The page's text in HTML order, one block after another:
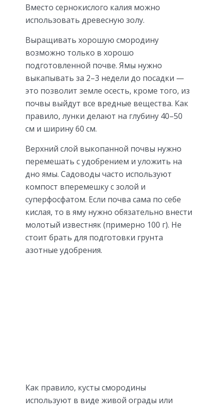
Вместо сернокислого калия можно
использовать древесную золу.
Выращивать хорошую смородину
возможно только в хорошо
подготовленной почве. Ямы нужно
выкапывать за 2–3 недели до посадки —
это позволит земле осесть, кроме того, из
почвы выйдут все вредные вещества. Как
правило, лунки делают на глубину 40–50
см и ширину 60 см.
Верхний слой выкопанной почвы нужно
перемешать с удобрением и уложить на
дно ямы. Садоводы часто используют
компост вперемешку с золой и
суперфосфатом. Если почва сама по себе
кислая, то в яму нужно обязательно внести
молотый известняк (примерно 100 г). Не
стоит брать для подготовки грунта
азотные удобрения.
Как правило, кусты смородины
используют в виде живой ограды или